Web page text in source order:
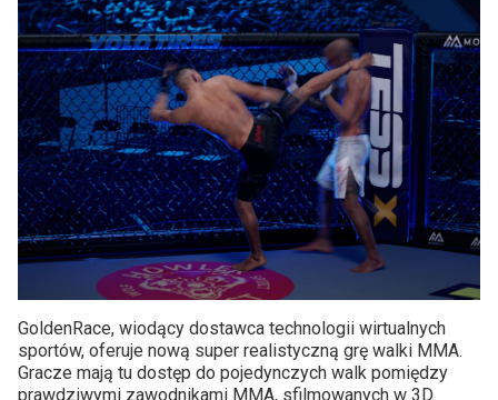
GoldenRace, wiodący dostawca technologii wirtualnych
sportów, oferuje nową super realistyczną grę walki MMA.
Gracze mają tu dostęp do pojedynczych walk pomiędzy
prawdziwymi zawodnikami MMA, sfilmowanych w 3D.